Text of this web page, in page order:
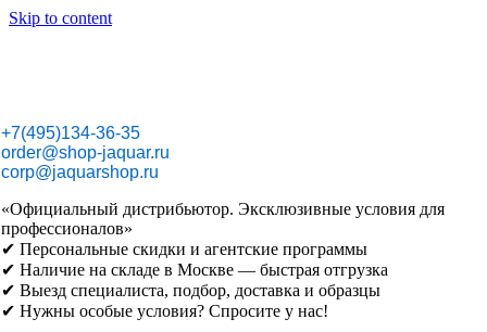
Skip to content
+7(495)134-36-35
order@shop-jaquar.ru
corp@jaquarshop.ru
«Официальный дистрибьютор. Эксклюзивные условия для
профессионалов»
✔ Персональные скидки и агентские программы
✔ Наличие на складе в Москве — быстрая отгрузка
✔ Выезд специалиста, подбор, доставка и образцы
✔ Нужны особые условия? Спросите у нас!